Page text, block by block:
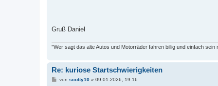
Gruß Daniel
"Wer sagt das alte Autos und Motorräder fahren billig und einfach sein
Re: kuriose Startschwierigkeiten
Bvon scotty10» 09.01.2026, 19:16